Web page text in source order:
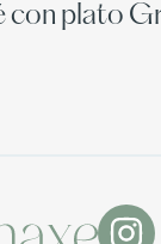
con plato